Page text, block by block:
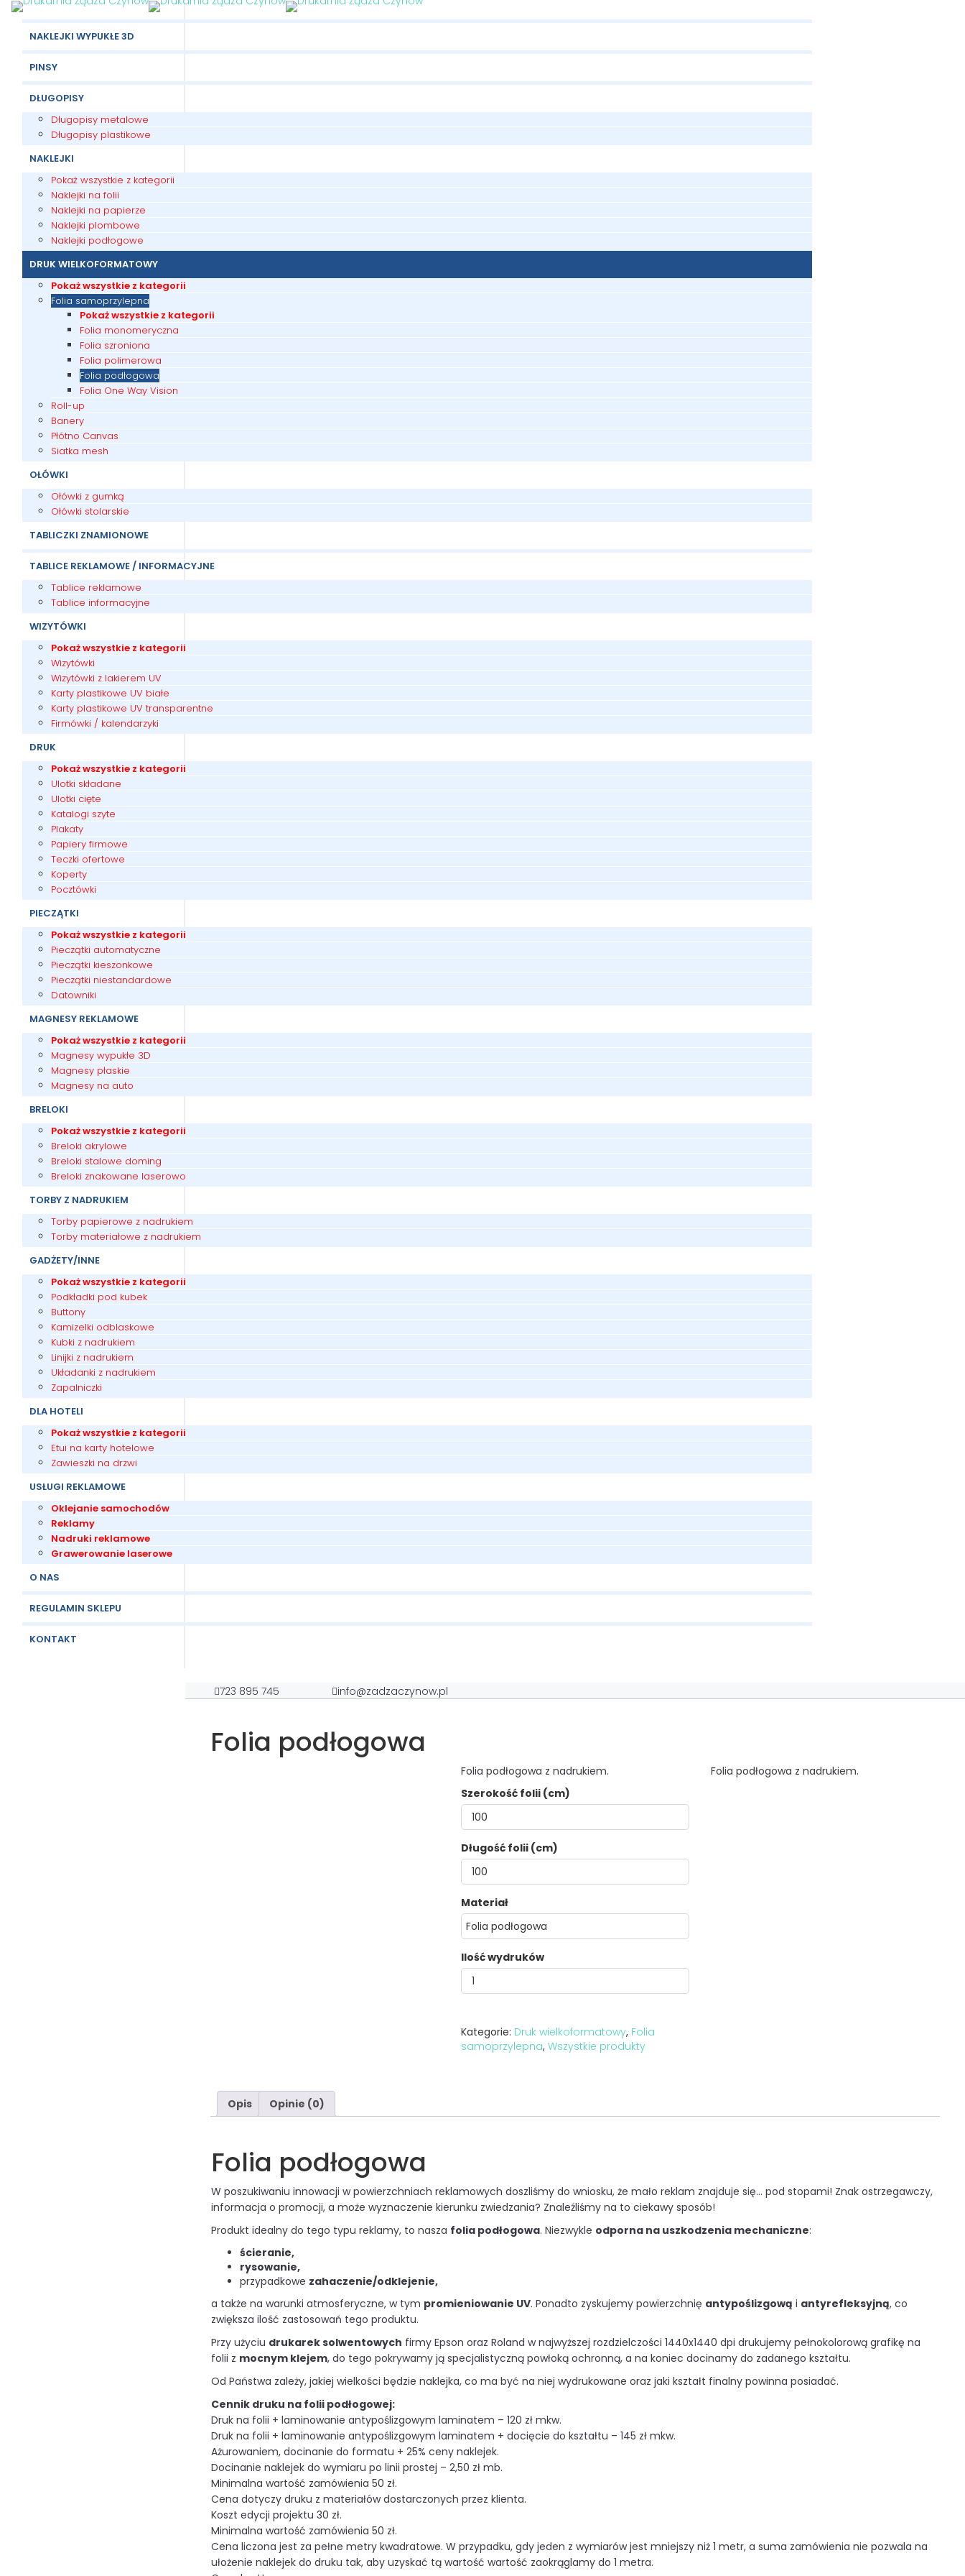
NAKLEJKI WYPUKŁE 3D
PINSY
DŁUGOPISY
Długopisy metalowe
Długopisy plastikowe
NAKLEJKI
Pokaż wszystkie z kategorii
Naklejki na folii
Naklejki na papierze
Naklejki plombowe
Naklejki podłogowe
DRUK WIELKOFORMATOWY
Pokaż wszystkie z kategorii
Folia samoprzylepna
Pokaż wszystkie z kategorii
Folia monomeryczna
Folia szroniona
Folia polimerowa
Folia podłogowa
Folia One Way Vision
Roll-up
Banery
Płótno Canvas
Siatka mesh
OŁÓWKI
Ołówki z gumką
Ołówki stolarskie
TABLICZKI ZNAMIONOWE
TABLICE REKLAMOWE / INFORMACYJNE
Tablice reklamowe
Tablice informacyjne
WIZYTÓWKI
Pokaż wszystkie z kategorii
Wizytówki
Wizytówki z lakierem UV
Karty plastikowe UV białe
Karty plastikowe UV transparentne
Firmówki / kalendarzyki
DRUK
Pokaż wszystkie z kategorii
Ulotki składane
Ulotki cięte
Katalogi szyte
Plakaty
Papiery firmowe
Teczki ofertowe
Koperty
Pocztówki
PIECZĄTKI
Pokaż wszystkie z kategorii
Pieczątki automatyczne
Pieczątki kieszonkowe
Pieczątki niestandardowe
Datowniki
MAGNESY REKLAMOWE
Pokaż wszystkie z kategorii
Magnesy wypukłe 3D
Magnesy płaskie
Magnesy na auto
BRELOKI
Pokaż wszystkie z kategorii
Breloki akrylowe
Breloki stalowe doming
Breloki znakowane laserowo
TORBY Z NADRUKIEM
Torby papierowe z nadrukiem
Torby materiałowe z nadrukiem
GADŻETY/INNE
Pokaż wszystkie z kategorii
Podkładki pod kubek
Buttony
Kamizelki odblaskowe
Kubki z nadrukiem
Linijki z nadrukiem
Układanki z nadrukiem
Zapalniczki
DLA HOTELI
Pokaż wszystkie z kategorii
Etui na karty hotelowe
Zawieszki na drzwi
USŁUGI REKLAMOWE
Oklejanie samochodów
Reklamy
Nadruki reklamowe
Grawerowanie laserowe
O NAS
REGULAMIN SKLEPU
KONTAKT
723 895 745 info@zadzaczynow.pl
Folia podłogowa
Folia podłogowa z nadrukiem.
Szerokość folii (cm)
Długość folii (cm)
Materiał
Ilość wydruków
Kategorie: Druk wielkoformatowy, Folia
samoprzylepna, Wszystkie produkty
Folia podłogowa z nadrukiem.
Opis Opinie (0)
Folia podłogowa
W poszukiwaniu innowacji w powierzchniach reklamowych doszliśmy do wniosku, że mało reklam znajduje się... pod stopami! Znak ostrzegawczy,
informacja o promocji, a może wyznaczenie kierunku zwiedzania? Znaleźliśmy na to ciekawy sposób!
Produkt idealny do tego typu reklamy, to nasza folia podłogowa. Niezwykle odporna na uszkodzenia mechaniczne:
ścieranie,
rysowanie,
przypadkowe zahaczenie/odklejenie,
a także na warunki atmosferyczne, w tym promieniowanie UV. Ponadto zyskujemy powierzchnię antypoślizgową i antyrefleksyjną, co
zwiększa ilość zastosowań tego produktu.
Przy użyciu drukarek solwentowych firmy Epson oraz Roland w najwyższej rozdzielczości 1440x1440 dpi drukujemy pełnokolorową grafikę na
folii z mocnym klejem, do tego pokrywamy ją specjalistyczną powłoką ochronną, a na koniec docinamy do zadanego kształtu.
Od Państwa zależy, jakiej wielkości będzie naklejka, co ma być na niej wydrukowane oraz jaki kształt finalny powinna posiadać.
Cennik druku na folii podłogowej:
Druk na folii + laminowanie antypoślizgowym laminatem – 120 zł mkw.
Druk na folii + laminowanie antypoślizgowym laminatem + docięcie do kształtu – 145 zł mkw.
Ażurowaniem, docinanie do formatu + 25% ceny naklejek.
Docinanie naklejek do wymiaru po linii prostej – 2,50 zł mb.
Minimalna wartość zamówienia 50 zł.
Cena dotyczy druku z materiałów dostarczonych przez klienta.
Koszt edycji projektu 30 zł.
Minimalna wartość zamówienia 50 zł.
Cena liczona jest za pełne metry kwadratowe. W przypadku, gdy jeden z wymiarów jest mniejszy niż 1 metr, a suma zamówienia nie pozwala na
ułożenie naklejek do druku tak, aby uzyskać tą wartość wartość zaokrąglamy do 1 metra.